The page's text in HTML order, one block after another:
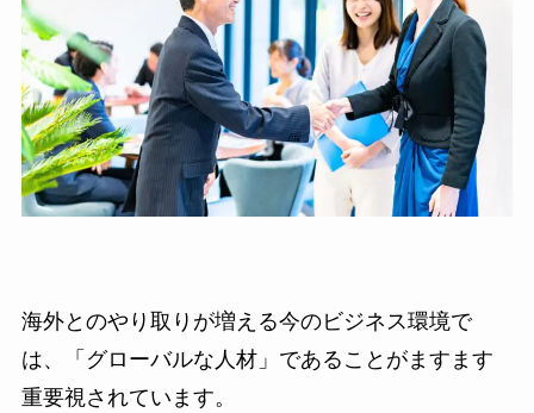
海外とのやり取りが増える今のビジネス環境で
は、「グローバルな人材」であることがますます
重要視されています。